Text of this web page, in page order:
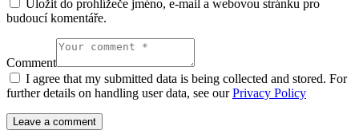
Uložit do prohlížeče jméno, e-mail a webovou stránku pro
budoucí komentáře.
Comment
I agree that my submitted data is being collected and stored. For
further details on handling user data, see ourPrivacy Policy